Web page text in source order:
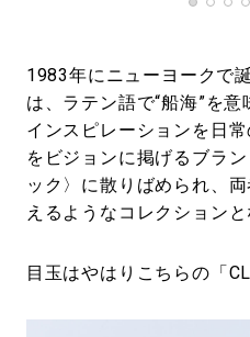
1983年にニューヨークで
は、ラテン語で“船海”を
インスピレーションを日
をビジョンに掲げるブラ
ック〉に散りばめられ、
えるようなコレクションと
目玉はやはりこちらの「